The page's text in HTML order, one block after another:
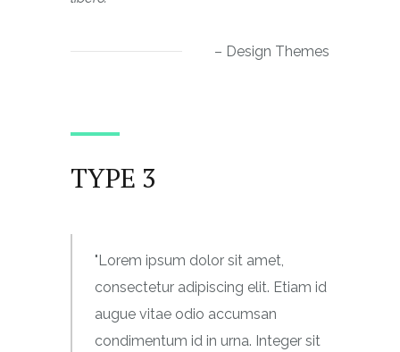
– Design Themes
TYPE 3
Lorem ipsum dolor sit amet,
consectetur adipiscing elit. Etiam id
augue vitae odio accumsan
condimentum id in urna. Integer sit